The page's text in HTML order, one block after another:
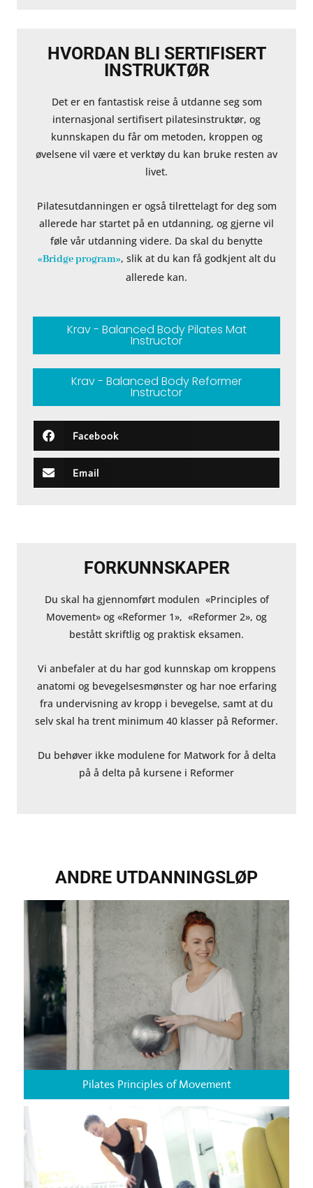
HVORDAN BLI SERTIFISERT
INSTRUKTØR
Det er en fantastisk reise å utdanne seg som
internasjonal sertifisert pilatesinstruktør, og
kunnskapen du får om metoden, kroppen og
øvelsene vil være et verktøy du kan bruke resten av
livet.
Pilatesutdanningen er også tilrettelagt for deg som
allerede har startet på en utdanning, og gjerne vil
føle vår utdanning videre. Da skal du benytte
«Bridge program», slik at du kan få godkjent alt du
allerede kan.
Krav - Balanced Body Pilates Mat
Instructor
Krav - Balanced Body Reformer
Instructor
Facebook
Email
FORKUNNSKAPER
Du skal ha gjennomført modulen «Principles of
Movement» og «Reformer 1», «Reformer 2», og
bestått skriftlig og praktisk eksamen.
Vi anbefaler at du har god kunnskap om kroppens
anatomi og bevegelsesmønster og har noe erfaring
fra undervisning av kropp i bevegelse, samt at du
selv skal ha trent minimum 40 klasser på Reformer.
Du behøver ikke modulene for Matwork for å delta
på å delta på kursene i Reformer
ANDRE UTDANNINGSLØP
Pilates Principles of Movement
Showing
of